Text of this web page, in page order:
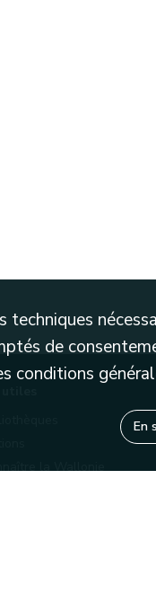
la Wallonie
techniques
de
conditions
En